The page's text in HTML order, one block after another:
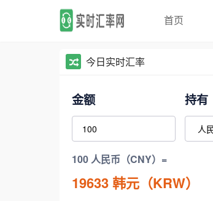
首页
今日实时汇率
金额 持有
100 人民币（CNY）=
19633韩元（KRW）